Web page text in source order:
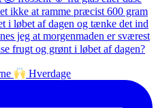
Hverdage